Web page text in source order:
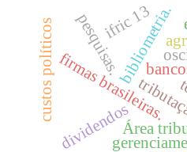
Área
firmas brasileiras.
bibliometria.
pesquisas.
custos políticos ifric 13
dividendos